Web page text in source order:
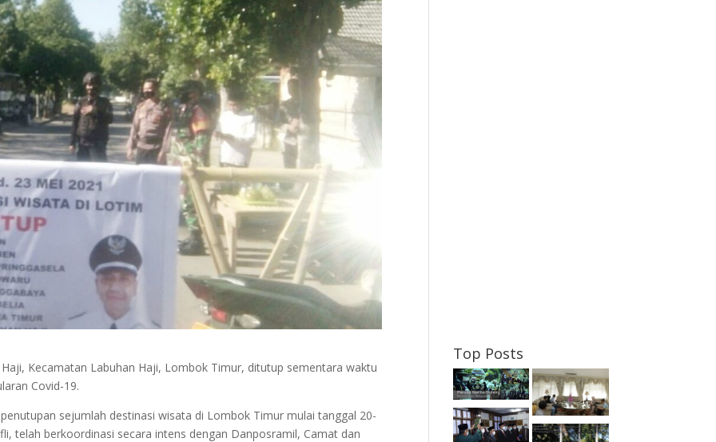
Kecamatan Labuhan Haji, Lombok Timur, ditutup sementara waktu
Covid-19.
sejumlah destinasi wisata di Lombok Timur mulai tanggal 20-
telah berkoordinasi secara intens dengan Danposramil, Camat dan
Top Posts